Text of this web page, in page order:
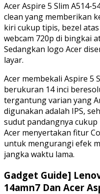
Acer Aspire 5 Slim A514-
clean yang memberikan
kiri cukup tipis, bezel
webcam 720p di bingkai
Sedangkan logo Acer
layar.
Acer membekali Aspire 5
berukuran 14 inci
tergantung varian yang
digunakan adalah IPS,
sudut pandangnya
Acer menyertakan fitur
untuk mengurangi efek
jangka waktu lama.
Gadget Guide]
14amn7 Dan Acer